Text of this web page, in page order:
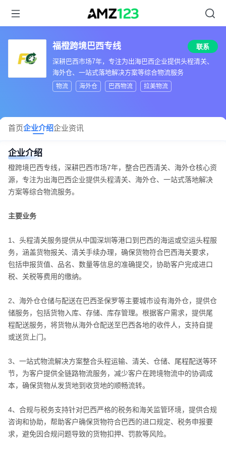
福橙跨境巴西专线
联系
深耕巴西市场7年，专注为出海巴西企业提供头程清关、
海外仓、一站式落地解决方案等综合物流服务
物流 海外仓 巴西物流 拉美物流
首页企业介绍企业资讯
企业介绍
橙跨境巴西专线，深耕巴西市场7年，整合巴西清关、海外仓核心资
源，专注为出海巴西企业提供头程清关、海外仓、一站式落地解决
方案等综合物流服务。
主要业务
1、头程清关服务提供从中国深圳等港口到巴西的海运或空运头程服
务，涵盖货物报关、清关手续办理，确保货物符合巴西海关要求，
包括申报货值、品名、数量等信息的准确提交，协助客户完成进口
税、关税等费用的缴纳。
2、海外仓仓储与配送在巴西圣保罗等主要城市设有海外仓，提供仓
储服务，包括货物入库、存储、库存管理。根据客户需求，提供尾
程配送服务，将货物从海外仓配送至巴西各地的收件人，支持自提
或送货上门。
3、一站式物流解决方案整合头程运输、清关、仓储、尾程配送等环
节，为客户提供全链路物流服务，减少客户在跨境物流中的协调成
本，确保货物从发货地到收货地的顺畅流转。
4、合规与税务支持针对巴西严格的税务和海关监管环境，提供合规
咨询和协助，帮助客户确保货物符合巴西的进口规定、税务申报要
求，避免因合规问题导致的货物扣押、罚款等风险。